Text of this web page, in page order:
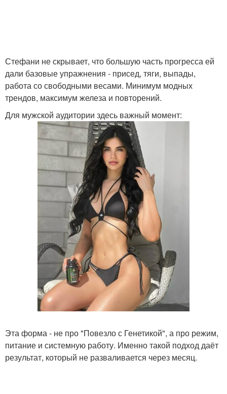
Стефани не скрывает, что большую часть прогресса ей
дали базовые упражнения - присед, тяги, выпады,
работа со свободными весами. Минимум модных
трендов, максимум железа и повторений.
Для мужской аудитории здесь важный момент:
Эта форма - не про "Повезло с Генетикой", а про режим,
питание и системную работу. Именно такой подход даёт
результат, который не разваливается через месяц.